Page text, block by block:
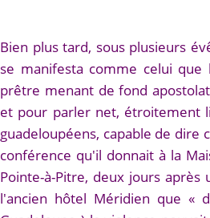
Bien plus tard, sous plusieurs
se manifesta comme celui que
prêtre menant de fond
et pour parler net, étroitement
guadeloupéens, capable de
conférence qu'il donnait à la
Pointe-à-Pitre, deux jours
l'ancien hôtel Méridien que «